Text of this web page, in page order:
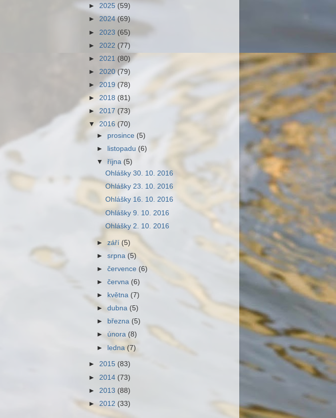
► 2025 (59)
► 2024(69)
► 2023 (65)
► 2022 (77)
► 2021 (80)
► 2020(79)
►2019 (78)
► 2018 (81)
► 2017 (73)
▼2016 (70)
► prosince (5)
►
listopadu (6)
▼října (5)
Ohlášky 30. 10. 2016
Ohlášky 23. 10. 2016
Ohlášky 16. 10. 2016
Ohlášky 9. 10. 2016
Ohlášky 2. 10. 2016
►září (5)
►srpna (5)
►července (6)
►června (6)
►
května (7)
►dubna (5)
►
března (5)
► února (8)
► ledna(7)
► 2015 (83)
► 2014 (73)
► 2013 (88)
► 2012 (33)